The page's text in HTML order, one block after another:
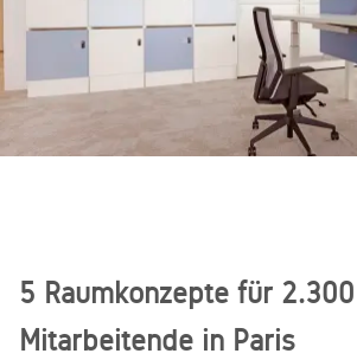
5 Raumkonzepte für 2.300
Mitarbeitende in Paris